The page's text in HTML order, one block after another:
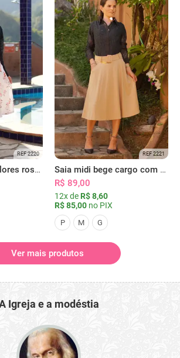
REF 2220
Saia midi branca flores rosas com bolsos
REF 2221
Saia midi bege cargo com bolsos
R$ 89,00
12x de R$ 8,60
R$ 85,00 no PIX
P M G
Ver mais produtos
Igreja e a modéstia